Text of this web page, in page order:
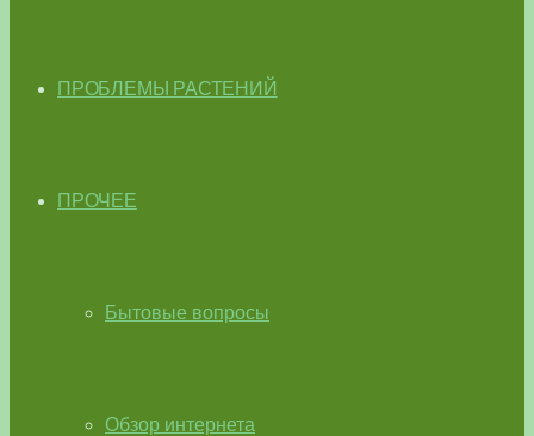
ПРОБЛЕМЫ РАСТЕНИЙ
ПРОЧЕЕ
Бытовые вопросы
Обзор интернета